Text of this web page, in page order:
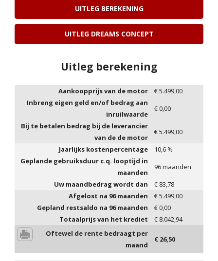
UITLEG BEREKENING
UITLEG DREAMS CONCEPT
Uitleg berekening
Aankoopprijs van de motor €5.499,00
Inbreng eigen geld en/of bedrag aan
inruilwaarde
€0,00
Bij te betalen bedrag bij de leverancier
van de de motor
€5.499,00
Jaarlijks kostenpercentage
10,6 %
Geplande gebruiksduur c.q. looptijd in
maanden
96maanden
Uw maandbedrag wordt dan
€ 83,78
Afgelost na 96maanden €5.499,00
Gepland restsaldo na 96maanden €0,00
Totaalprijs van het krediet
€ 8.042,94
Oftewel de rente bedraagt per
maand
€ 26,50